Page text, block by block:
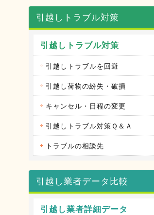
引越しトラブル対策
引越しトラブル対策
引越しトラブルを回避
引越し荷物の紛失・破損
キャンセル・日程の変更
引越しトラブル対策Ｑ＆Ａ
トラブルの相談先
引越し業者データ比較
引越し業者詳細データ